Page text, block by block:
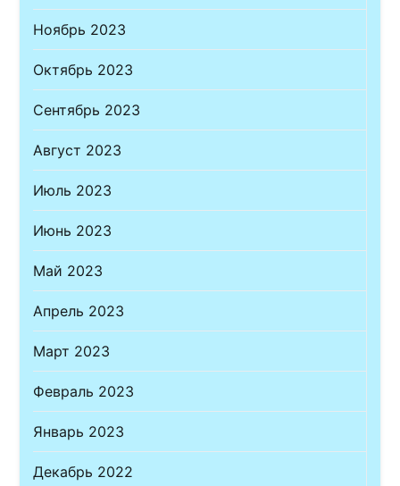
Ноябрь 2023
Октябрь 2023
Сентябрь 2023
Август 2023
Июль 2023
Июнь 2023
Май 2023
Апрель 2023
Март 2023
Февраль 2023
Январь 2023
Декабрь 2022